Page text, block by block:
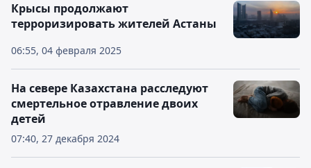
06:55, 04 февраля 2025
Крысы продолжают
терроризировать жителей Астаны
07:40, 27 декабря 2024
На севере Казахстана расследуют
смертельное отравление двоих
детей